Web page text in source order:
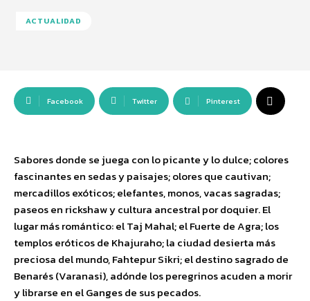
ACTUALIDAD
Facebook Twitter Pinterest
Sabores donde se juega con lo picante y lo dulce; colores
fascinantes en sedas y paisajes; olores que cautivan;
mercadillos exóticos; elefantes, monos, vacas sagradas;
paseos en rickshaw y cultura ancestral por doquier. El
lugar más romántico: el Taj Mahal; el Fuerte de Agra; los
templos eróticos de Khajuraho; la ciudad desierta más
preciosa del mundo, Fahtepur Sikri; el destino sagrado de
Benarés (Varanasi), adónde los peregrinos acuden a morir
y librarse en el Ganges de sus pecados.